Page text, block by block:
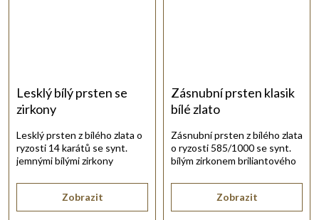
Lesklý bílý prsten se
zirkony
Zobrazit
Lesklý prsten z bílého zlata o
ryzosti 14 karátů se synt.
jemnými bílými zirkony
Zásnubní prsten klasik
bílé zlato
Zobrazit
Zásnubní prsten z bílého zlata
o ryzosti 585/1000 se synt.
bílým zirkonem briliantového